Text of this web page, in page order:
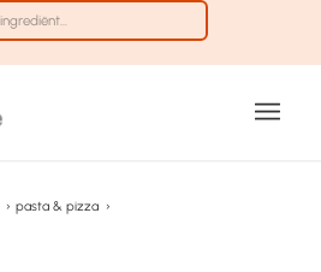
› pasta & pizza ›